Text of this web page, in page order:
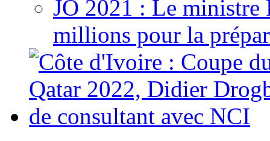
JO 2021 : Le ministre
millions pour la